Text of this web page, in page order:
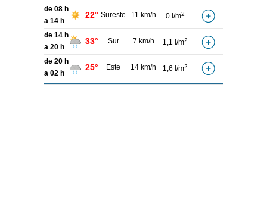
de 08 h
a 14 h
22° Sureste 11 km/h 0 l/m2
de 14 h
a 20 h
33° Sur 7 km/h 1,1 l/m2
de 20 h
a 02 h
25° Este 14 km/h 1,6 l/m2